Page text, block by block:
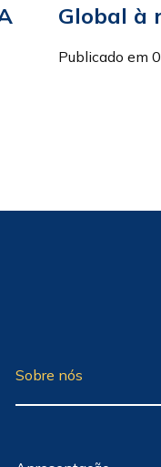
Global à
Publicado em
Sobre nós